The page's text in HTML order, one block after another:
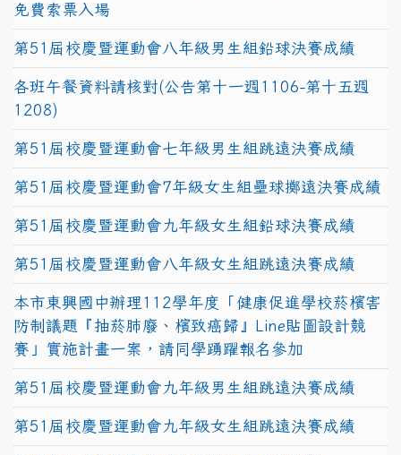
免費索票入場
第51屆校慶暨運動會八年級男生組鉛球決賽成績
各班午餐資料請核對(公告第十一週1106-第十五週
1208)
第51屆校慶暨運動會七年級男生組跳遠決賽成績
第51屆校慶暨運動會7年級女生組壘球擲遠決賽成績
第51屆校慶暨運動會九年級女生組鉛球決賽成績
第51屆校慶暨運動會八年級女生組跳遠決賽成績
本市東興國中辦理112學年度「健康促進學校菸檳害
防制議題『抽菸肺廢、檳致癌歸』Line貼圖設計競
賽」實施計畫一案，請同學踴躍報名參加
第51屆校慶暨運動會九年級男生組跳遠決賽成績
第51屆校慶暨運動會九年級女生組跳遠決賽成績